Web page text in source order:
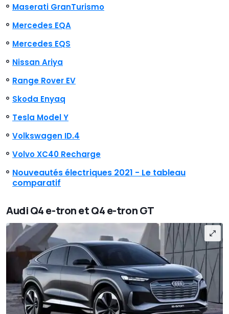
Maserati GranTurismo
Mercedes EQA
Mercedes EQS
Nissan Ariya
Range Rover EV
Skoda Enyaq
Tesla Model Y
Volkswagen ID.4
Volvo XC40 Recharge
Nouveautés électriques 2021 - Le tableau
comparatif
Audi Q4 e-tron et Q4 e-tron GT